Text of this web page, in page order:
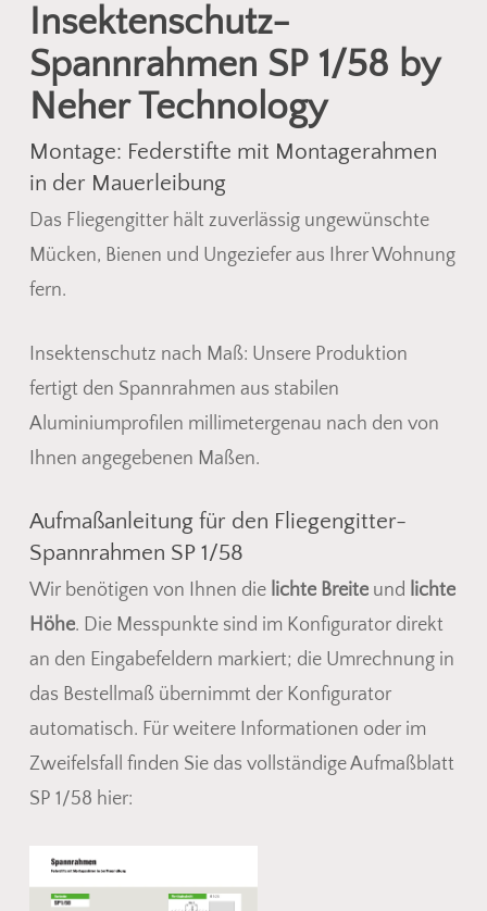
Es befinden sich keine Produkte
Insektenschutz-
Spannrahmen SP 1/58 by
Neher Technology
Montage: Federstifte mit Montagerahmen
in der Mauerleibung
Das Fliegengitter hält zuverlässig ungewünschte
Mücken, Bienen und Ungeziefer aus Ihrer Wohnung
fern.
Insektenschutz nach Maß: Unsere Produktion
fertigt den Spannrahmen aus stabilen
Aluminiumprofilen millimetergenau nach den von
Ihnen angegebenen Maßen.
Aufmaßanleitung für den Fliegengitter-
Spannrahmen SP 1/58
Wir benötigen von Ihnen die lichte Breiteund lichte
Höhe. Die Messpunkte sind im Konfigurator direkt
an den Eingabefeldern markiert; die Umrechnung in
das Bestellmaß übernimmt der Konfigurator
automatisch. Für weitere Informationen oder im
Zweifelsfall finden Sie das vollständige Aufmaßblatt
SP 1/58 hier: